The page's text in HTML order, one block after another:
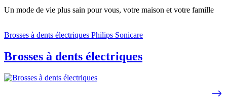
Un mode de vie plus sain pour vous, votre maison et votre famille
Brosses à dents électriques Philips Sonicare
Brosses à dents électriques